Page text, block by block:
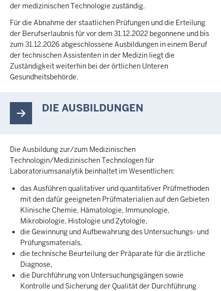
der medizinischen Technologie zuständig.
Für die Abnahme der staatlichen Prüfungen und die Erteilung
der Berufserlaubnis für vor dem 31.12.2022 begonnene und bis
zum 31.12.2026 abgeschlossene Ausbildungen in einem Beruf
der technischen Assistenten in der Medizin liegt die
Zuständigkeit weiterhin bei der örtlichen Unteren
Gesundheitsbehörde.
DIE AUSBILDUNGEN
Die Ausbildung zur/zum Medizinischen
Technologin/Medizinischen Technologen für
Laboratoriumsanalytik beinhaltet im Wesentlichen:
das Ausführen qualitativer und quantitativer Prüfmethoden
mit den dafür geeigneten Prüfmaterialien auf den Gebieten
Klinische Chemie, Hämatologie, Immunologie,
Mikrobiologie, Histologie und Zytologie,
die Gewinnung und Aufbewahrung des Untersuchungs- und
Prüfungsmaterials,
die technische Beurteilung der Präparate für die ärztliche
Diagnose,
die Durchführung von Untersuchungsgängen sowie
Kontrolle und Sicherung der Qualität der Durchführung